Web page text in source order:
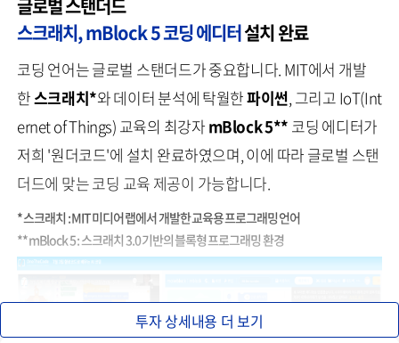
글로벌 스탠더드
스크래치,mBlock 5 코딩 에디터설치 완료
코딩 언어는 글로벌 스탠더드가 중요합니다. MIT에서 개발
한스크래치*와 데이터 분석에 탁월한파이썬, 그리고 IoT(Int
ernet of Things) 교육의 최강자 mBlock 5** 코딩 에디터가
저희 '원더코드'에 설치 완료하였으며, 이에 따라 글로벌 스탠
더드에 맞는 코딩 교육 제공이 가능합니다.
* 스크래치 : MIT 미디어 랩에서 개발한 교육용 프로그래밍 언어
** mBlock 5 : 스크래치 3.0 기반의 블록형 프로그래밍 환경
투자 상세내용 더 보기